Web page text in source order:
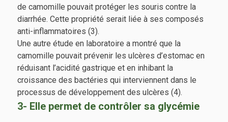
de camomille pouvait protéger les souris contre la
diarrhée. Cette propriété serait liée à ses composés
anti-inflammatoires (3).
Une autre étude en laboratoire a montré que la
camomille pouvait prévenir les ulcères d’estomac en
réduisant l’acidité gastrique et en inhibant la
croissance des bactéries qui interviennent dans le
processus de développement des ulcères (4).
3- Elle permet de contrôler sa glycémie